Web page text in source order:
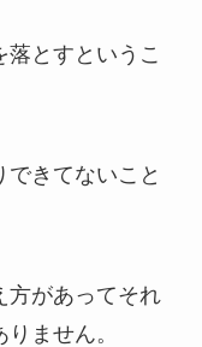
落とすというこ
きてないこと
方があってそれ
ません。